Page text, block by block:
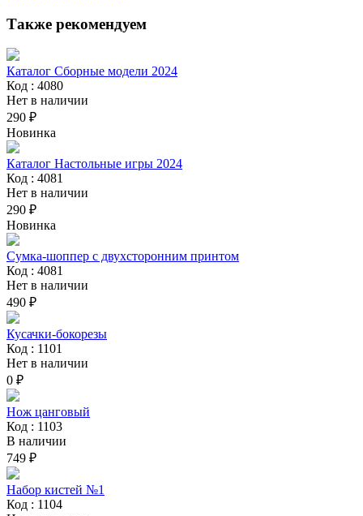
Также рекомендуем
Каталог Сборные модели 2024
Код : 4080
Нет в наличии
290 ₽
Новинка
Каталог Настольные игры 2024
Код : 4081
Нет в наличии
290 ₽
Новинка
Сумка-шоппер с двухсторонним принтом
Код : 4081
Нет в наличии
490 ₽
Кусачки-бокорезы
Код : 1101
Нет в наличии
0 ₽
Нож цанговый
Код : 1103
В наличии
749 ₽
Набор кистей №1
Код : 1104